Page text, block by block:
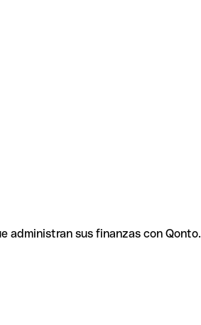
administran sus finanzas con Qonto.